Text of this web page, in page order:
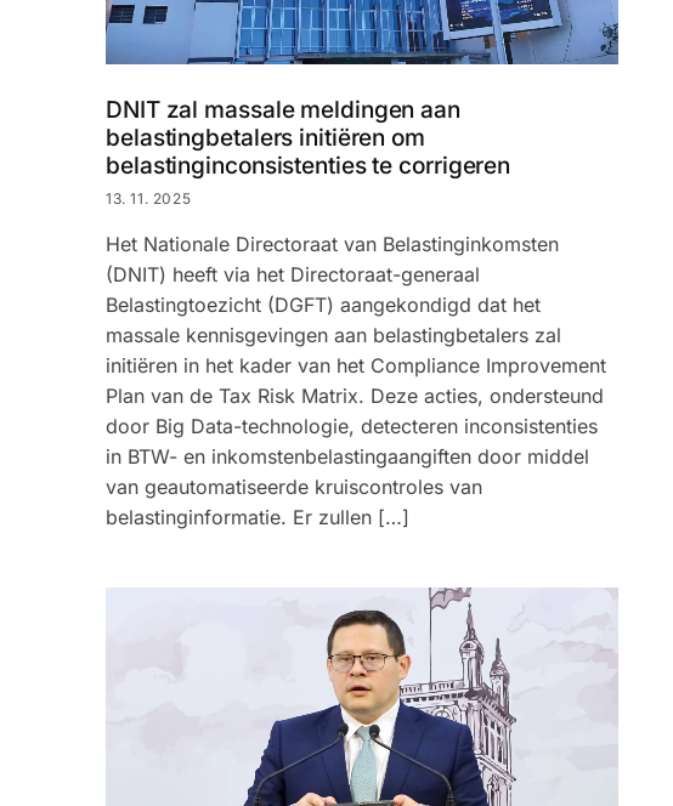
DNIT zal massale meldingen aan
belastingbetalers initiëren om
belastinginconsistenties te corrigeren
13. 11. 2025
Het Nationale Directoraat van Belastinginkomsten
(DNIT) heeft via het Directoraat-generaal
Belastingtoezicht (DGFT) aangekondigd dat het
massale kennisgevingen aan belastingbetalers zal
initiëren in het kader van het Compliance Improvement
Plan van de Tax Risk Matrix. Deze acties, ondersteund
door Big Data-technologie, detecteren inconsistenties
in BTW- en inkomstenbelastingaangiften door middel
van geautomatiseerde kruiscontroles van
belastinginformatie. Er zullen […]